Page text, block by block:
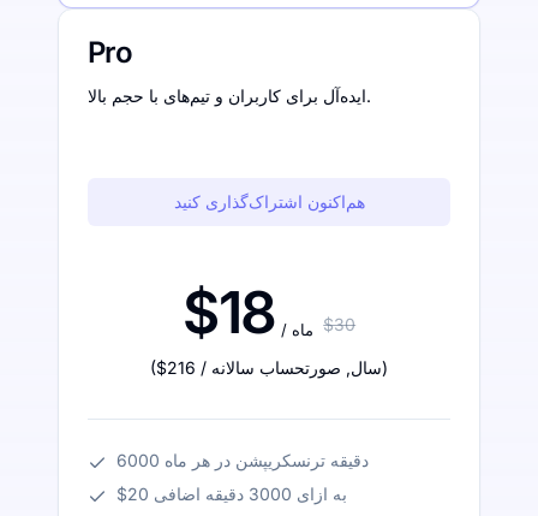
Pro
ایده‌آل برای کاربران و تیم‌های با حجم بالا.
هم‌اکنون اشتراک‌گذاری کنید
$18 / ماه $30
($216 / سال, صورتحساب سالانه )
6000 دقیقه ترنسکریپشن در هر ماه
$20 به ازای 3000 دقیقه اضافی